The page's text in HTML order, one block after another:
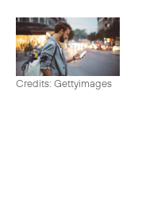
Credits: Gettyimages